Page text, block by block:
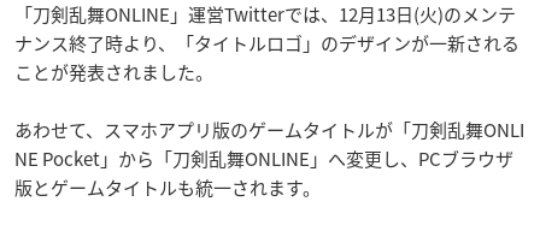
「刀剣乱舞ONLINE」運営Twitterでは、12月13日(火)のメンテ
ナンス終了時より、「タイトルロゴ」のデザインが一新される
ことが発表されました。
あわせて、スマホアプリ版のゲームタイトルが「刀剣乱舞ONLI
NE Pocket」から「刀剣乱舞ONLINE」へ変更し、PCブラウザ
版とゲームタイトルも統一されます。